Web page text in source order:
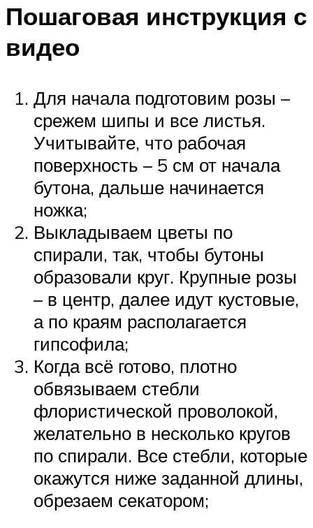
Пошаговая инструкция с
видео
Для начала подготовим розы –
срежем шипы и все листья.
Учитывайте, что рабочая
поверхность – 5 см от начала
бутона, дальше начинается
ножка;
Выкладываем цветы по
спирали, так, чтобы бутоны
образовали круг. Крупные розы
– в центр, далее идут кустовые,
а по краям располагается
гипсофила;
Когда всё готово, плотно
обвязываем стебли
флористической проволокой,
желательно в несколько кругов
по спирали. Все стебли, которые
окажутся ниже заданной длины,
обрезаем секатором;